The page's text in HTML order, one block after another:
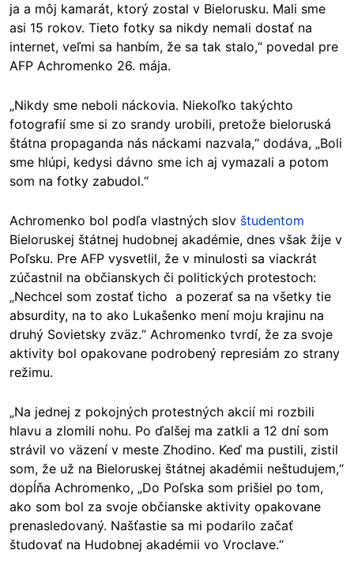
ja a môj kamarát, ktorý zostal v Bielorusku. Mali sme
asi 15 rokov. Tieto fotky sa nikdy nemali dostať na
internet, veľmi sa hanbím, že sa tak stalo,“ povedal pre
AFP Achromenko 26. mája.
„Nikdy sme neboli náckovia. Niekoľko takýchto
fotografií sme si zo srandy urobili, pretože bieloruská
štátna propaganda nás náckami nazvala,“ dodáva, „Boli
sme hlúpi, kedysi dávno sme ich aj vymazali a potom
som na fotky zabudol.“
Achromenko bol podľa vlastných slov študentom
Bieloruskej štátnej hudobnej akadémie, dnes však žije v
Poľsku. Pre AFP vysvetlil, že v minulosti sa viackrát
zúčastnil na občianskych či politických protestoch:
„Nechcel som zostať ticho a pozerať sa na všetky tie
absurdity, na to ako Lukašenko mení moju krajinu na
druhý Sovietsky zväz.“ Achromenko tvrdí, že za svoje
aktivity bol opakovane podrobený represiám zo strany
režimu.
„Na jednej z pokojných protestných akcií mi rozbili
hlavu a zlomili nohu. Po ďalšej ma zatkli a 12 dní som
strávil vo väzení v meste Zhodino. Keď ma pustili, zistil
som, že už na Bieloruskej štátnej akadémii neštudujem,“
dopĺňa Achromenko, „Do Poľska som prišiel po tom,
ako som bol za svoje občianske aktivity opakovane
prenasledovaný. Našťastie sa mi podarilo začať
študovať na Hudobnej akadémii vo Vroclave.“